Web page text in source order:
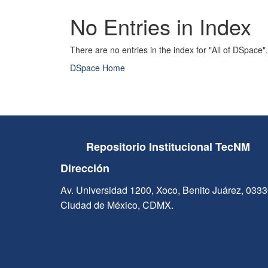
No Entries in Index
There are no entries in the index for "All of DSpace".
DSpace Home
Repositorio Institucional TecNM
Dirección
Av. Universidad 1200, Xoco, Benito Juárez,
Ciudad de México, CDMX.